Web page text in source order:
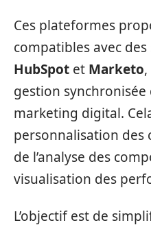
Ces plateformes
compatibles avec
HubSpot et Marketo
gestion synchronisée
marketing digital.
personnalisation des
de l’analyse des
visualisation des
L’objectif est de